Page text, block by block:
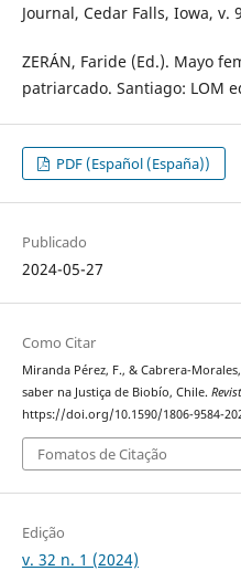
Journal, Cedar Falls, Iowa, v.
ZERÁN, Faride (Ed.). Mayo
patriarcado. Santiago: LOM
PDF (Español (España))
Publicado
2024-05-27
Como Citar
Miranda Pérez, F., & Cabrera-
saber na Justiça de Biobío, Chile.
https://doi.org/10.1590/1806-9584-
Fomatos de Citação
Edição
v. 32 n. 1 (2024)